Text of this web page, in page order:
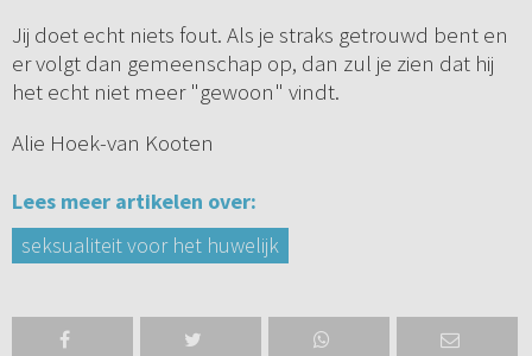
Jij doet echt niets fout. Als je straks getrouwd bent en
er volgt dan gemeenschap op, dan zul je zien dat hij
het echt niet meer "gewoon" vindt.
Alie Hoek-van Kooten
Lees meer artikelen over:
seksualiteit voor het huwelijk